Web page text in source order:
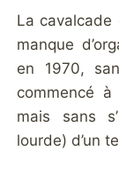
La
manque
en 1970,
commencé à
mais sans
lourde) d’un